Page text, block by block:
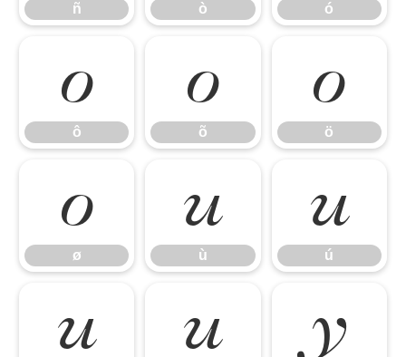
ñ ò ó
ô
ô
õ
õ
ö
ö
ø
ø
ù
ù
ú
ú
û ü ý